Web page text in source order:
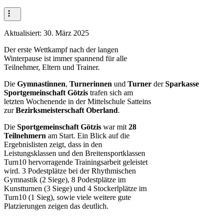
Aktualisiert: 30. März 2025
Der erste Wettkampf nach der langen
Winterpause ist immer spannend für alle
Teilnehmer, Eltern und Trainer.
Die Gymnastinnen, Turnerinnen und Turner derSparkasse
Sportgemeinschaft Götzis trafen sich am
letzten Wochenende in der Mittelschule Satteins
zurBezirksmeisterschaft Oberland.
Die Sportgemeinschaft Götzis war mit28
Teilnehmern am Start. Ein Blick auf die
Ergebnislisten zeigt, dass in den
Leistungsklassen und den Breitensportklassen
Turn10 hervorragende Trainingsarbeit geleistet
wird. 3 Podestplätze bei der Rhythmischen
Gymnastik (2 Siege), 8 Podestplätze im
Kunstturnen (3 Siege) und 4 Stockerlplätze im
Turn10 (1 Sieg), sowie viele weitere gute
Platzierungen zeigen das deutlich.